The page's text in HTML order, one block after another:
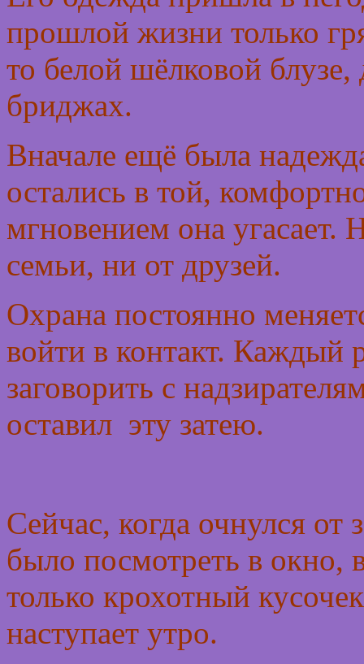
прошлой жизни только
то белой шёлковой
бриджах.
Вначале ещё была
остались в той,
мгновением она угасает.
семьи, ни от друзей.
Охрана постоянно
войти в контакт. Каждый
заговорить с
оставил эту затею.
Сейчас, когда очнулся
было посмотреть в окно,
только крохотный
наступает утро.